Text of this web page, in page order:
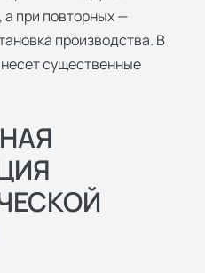
при повторных —
производства. В
существенные